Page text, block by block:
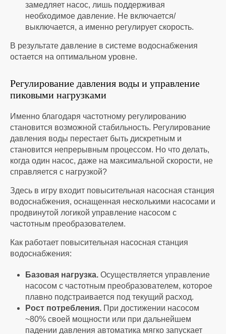
замедляет насос, лишь поддерживая
необходимое давление. Не включается/
выключается, а именно регулирует скорость.
В результате давление в системе водоснабжения
остается на оптимальном уровне.
Регулирование давления воды и управление
пиковыми нагрузками
Именно благодаря частотному регулированию
становится возможной стабильность. Регулирование
давления воды перестает быть дискретным и
становится непрерывным процессом. Но что делать,
когда один насос, даже на максимальной скорости, не
справляется с нагрузкой?
Здесь в игру входит повысительная насосная станция
водоснабжения, оснащенная несколькими насосами и
продвинутой логикой управление насосом с
частотным преобразователем.
Как работает повысительная насосная станция
водоснабжения:
Базовая нагрузка. Осуществляется управление
насосом с частотным преобразователем, которое
плавно подстраивается под текущий расход.
Рост потребления. При достижении насосом
~80% своей мощности или при дальнейшем
падении давления автоматика мягко запускает